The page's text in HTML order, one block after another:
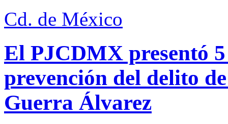
Cd. de México
El PJCDMX presentó
prevención del delito
Guerra Álvarez